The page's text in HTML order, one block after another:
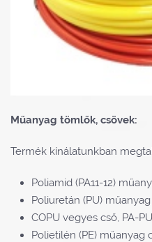
Műanyag tömlők, csövek:
Termék kínálatunkban
Poliamid (PA11-12)
Poliuretán (PU)
COPU vegyes cső, PA-
Polietilén (PE) műanyag